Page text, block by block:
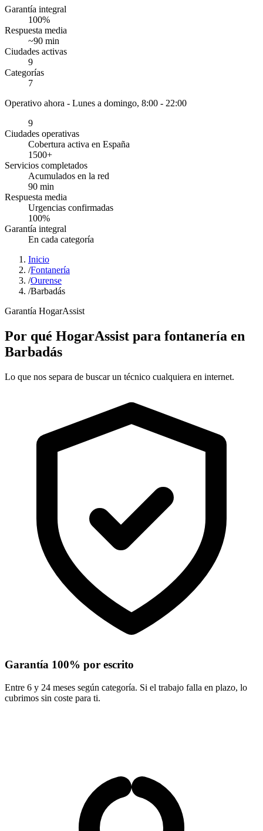
Garantía integral
100%
Respuesta media
~90 min
Ciudades activas
9
Categorías
7
Operativo ahora - Lunes a domingo, 8:00 - 22:00
9
Ciudades operativas
Cobertura activa en España
1500+
Servicios completados
Acumulados en la red
90 min
Respuesta media
Urgencias confirmadas
100%
Garantía integral
En cada categoría
Inicio
/Fontanería
/Ourense
/Barbadás
Garantía HogarAssist
Por qué HogarAssist para fontanería en
Barbadás
Lo que nos separa de buscar un técnico cualquiera en internet.
Garantía 100% por escrito
Entre 6 y 24 meses según categoría. Si el trabajo falla en plazo, lo
cubrimos sin coste para ti.